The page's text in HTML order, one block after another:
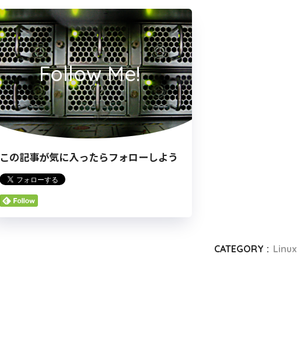
Follow Me!
この記事が気に入ったらフォローしよう
CATEGORY : Linux